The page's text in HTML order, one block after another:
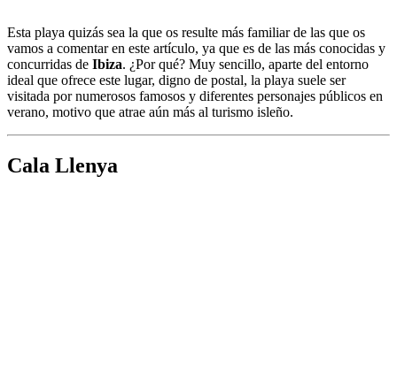
Esta playa quizás sea la que os resulte más familiar de las que os
vamos a comentar en este artículo, ya que es de las más conocidas y
concurridas de Ibiza. ¿Por qué? Muy sencillo, aparte del entorno
ideal que ofrece este lugar, digno de postal, la playa suele ser
visitada por numerosos famosos y diferentes personajes públicos en
verano, motivo que atrae aún más al turismo isleño.
Cala Llenya